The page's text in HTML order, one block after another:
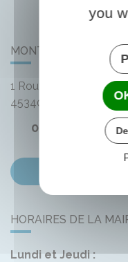
MONTLIARD
1 Route de Bellegarde
45340
02 38 33 72 59
HORAIRES DE LA
Lundi et Jeudi :
you